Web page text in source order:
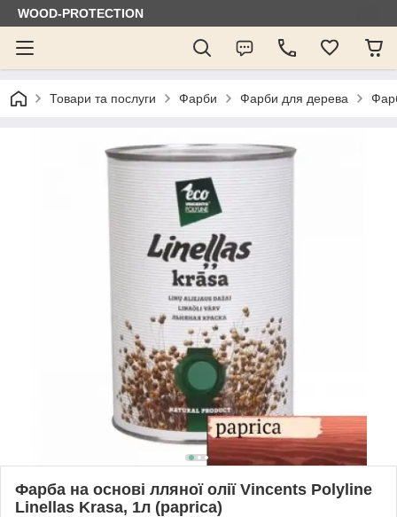
WOOD-PROTECTION
Товари та послуги Фарби Фарби для дерева
Фарба на основі лляної олії Vincents Polyline
Linellas Krasa, 1л (paprica)